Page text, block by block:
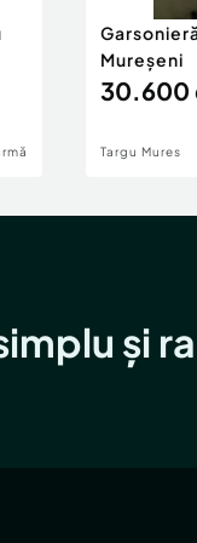
Mureșeni
30.600
Targu Mures
și